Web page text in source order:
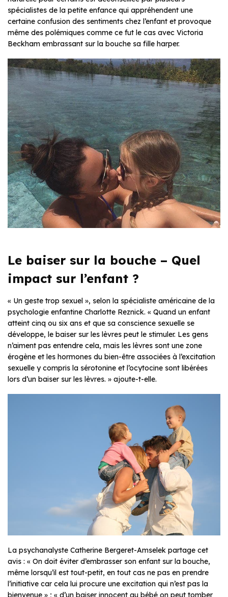
spécialistes de la petite enfance qui appréhendent une
certaine confusion des sentiments chez l’enfant et provoque
même des polémiques comme ce fut le cas avec Victoria
Beckham embrassant sur la bouche sa fille harper.
Le baiser sur la bouche – Quel
impact sur l’enfant ?
« Un geste trop sexuel », selon la spécialiste américaine de la
psychologie enfantine Charlotte Reznick. « Quand un enfant
atteint cinq ou six ans et que sa conscience sexuelle se
développe, le baiser sur les lèvres peut le stimuler. Les gens
n’aiment pas entendre cela, mais les lèvres sont une zone
érogène et les hormones du bien-être associées à l’excitation
sexuelle y compris la sérotonine et l’ocytocine sont libérées
lors d’un baiser sur les lèvres. » ajoute-t-elle.
La psychanalyste Catherine Bergeret-Amselek partage cet
avis : « On doit éviter d’embrasser son enfant sur la bouche,
même lorsqu’il est tout-petit, en tout cas ne pas en prendre
l’initiative car cela lui procure une excitation qui n’est pas la
bienvenue » ; « d’un baiser innocent au bébé on peut tomber